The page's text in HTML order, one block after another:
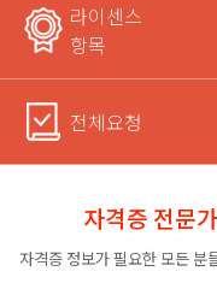
라이센스
항목
전체요청
자격증 전문가
자격증 정보가 필요한 모든 분